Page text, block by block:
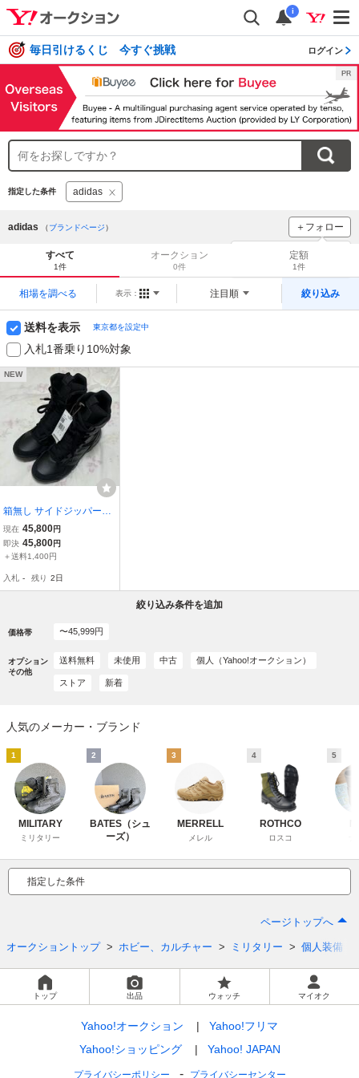
i
毎日引けるくじ 今すぐ挑戦 ログイン
指定した条件 adidas
adidas （ブランドページ） ＋フォロー
ブランドをフォロー
をチェック！
すべて
1件
オークション
0件
定額
1件
相場を調べる 表示： 注目順 絞り込み
送料を表示 東京都を設定中
入札1番乗り10%対象
NEW
箱無し サイドジッパー無
し adidas アディダス IF7
845 GSG-9.2024 タクテ
ィカルブーツ 26.0cm
現在 45,800円
即決 45,800円
＋送料1,400円
入札 - 残り 2日
絞り込み条件を追加
価格帯 〜45,999円
オプション
その他
送料無料 未使用 中古 個人（Yahoo!オークション）
ストア 新着
人気のメーカー・ブランド
1
MILITARY
ミリタリー
2
BATES（シュ
ーズ）
3
MERRELL
メレル
4
ROTHCO
ロスコ
5
指定した条件
ページトップへ
オークショントップ ホビー、カルチャー ミリタリー 個人装備
トップ 出品 ウォッチ マイオク
Yahoo!オークション
Yahoo!フリマ
Yahoo!ショッピング
Yahoo! JAPAN
プライバシーポリシー プライバシーセンター